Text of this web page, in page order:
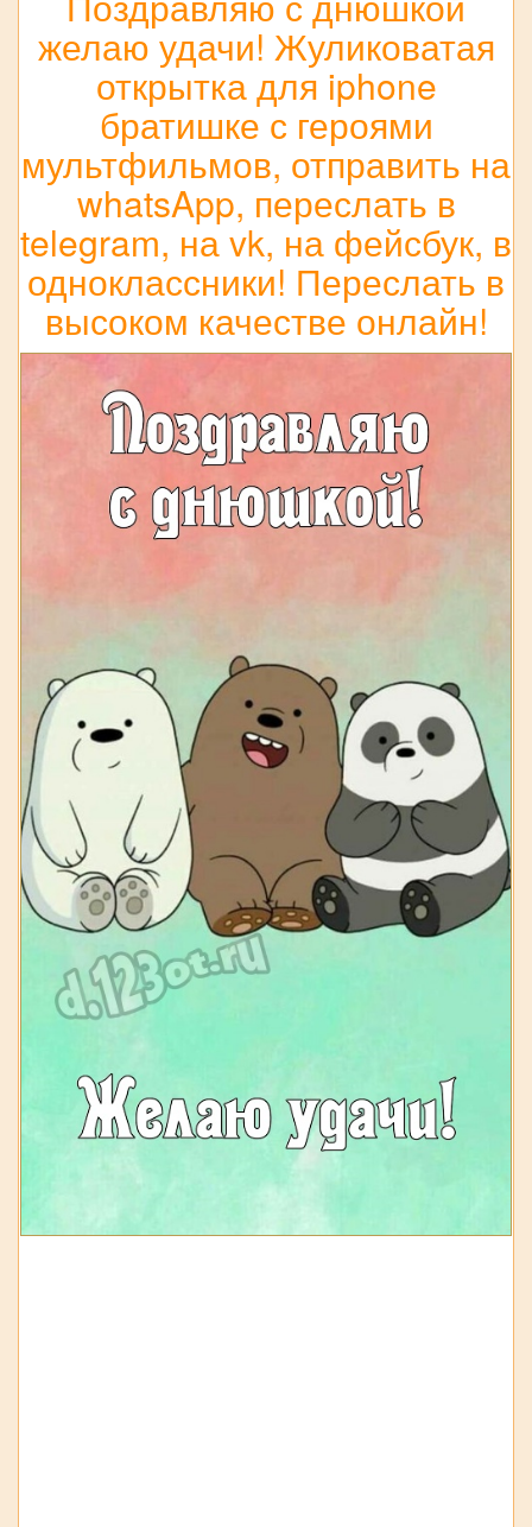
желаю удачи! Жуликоватая
открытка для iphone
братишке с героями
мультфильмов, отправить на
whatsApp, переслать в
telegram, на vk, на фейсбук, в
одноклассники! Переслать в
высоком качестве онлайн!